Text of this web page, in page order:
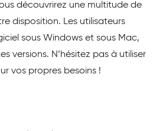
découvrirez une multitude de
disposition. Les utilisateurs
sous Windows et sous Mac,
versions. N’hésitez pas à utiliser
vos propres besoins !